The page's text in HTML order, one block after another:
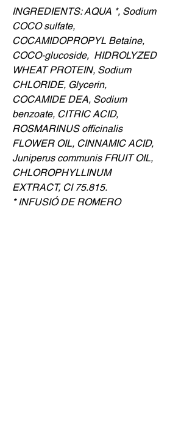
INGREDIENTS: AQUA *, Sodium
COCO sulfate,
COCAMIDOPROPYL Betaine,
COCO-glucoside, HIDROLYZED
WHEAT PROTEIN, Sodium
CHLORIDE, Glycerin,
COCAMIDE DEA, Sodium
benzoate, CITRIC ACID,
ROSMARINUS officinalis
FLOWER OIL, CINNAMIC ACID,
Juniperus communis FRUIT OIL,
CHLOROPHYLLINUM
EXTRACT, CI 75.815.
* INFUSIÓ DE ROMERO